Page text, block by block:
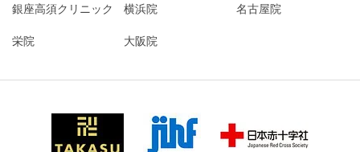
銀座高須クリニック 横浜院 名古屋院
栄院 大阪院